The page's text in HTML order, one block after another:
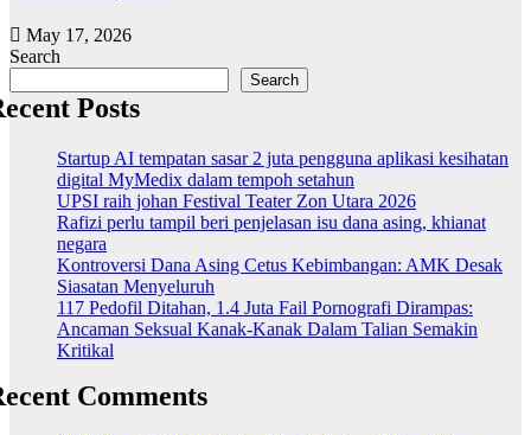
May 17, 2026
Search
Search
Posts
Startup AI tempatan sasar 2 juta pengguna aplikasi kesihatan
digital MyMedix dalam tempoh setahun
UPSI raih johan Festival Teater Zon Utara 2026
Rafizi perlu tampil beri penjelasan isu dana asing, khianat
negara
Kontroversi Dana Asing Cetus Kebimbangan: AMK Desak
Siasatan Menyeluruh
117 Pedofil Ditahan, 1.4 Juta Fail Pornografi Dirampas:
Ancaman Seksual Kanak-Kanak Dalam Talian Semakin
Kritikal
Comments